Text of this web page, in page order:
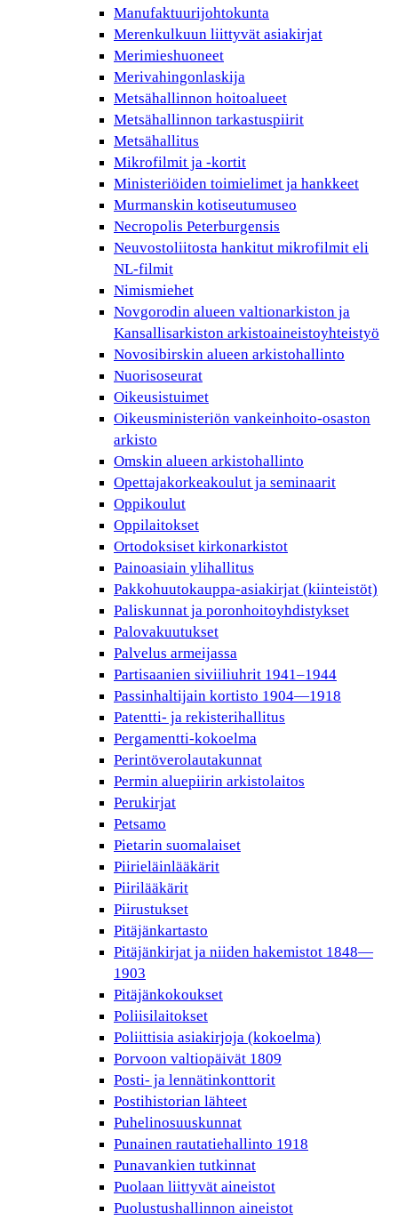
Manufaktuurijohtokunta
Merenkulkuun liittyvät asiakirjat
Merimieshuoneet
Merivahingonlaskija
Metsähallinnon hoitoalueet
Metsähallinnon tarkastuspiirit
Metsähallitus
Mikrofilmit ja -kortit
Ministeriöiden toimielimet ja hankkeet
Murmanskin kotiseutumuseo
Necropolis Peterburgensis
Neuvostoliitosta hankitut mikrofilmit eli
NL-filmit
Nimismiehet
Novgorodin alueen valtionarkiston ja
Kansallisarkiston arkistoaineistoyhteistyö
Novosibirskin alueen arkistohallinto
Nuorisoseurat
Oikeusistuimet
Oikeusministeriön vankeinhoito-osaston
arkisto
Omskin alueen arkistohallinto
Opettajakorkeakoulut ja seminaarit
Oppikoulut
Oppilaitokset
Ortodoksiset kirkonarkistot
Painoasiain ylihallitus
Pakkohuutokauppa-asiakirjat (kiinteistöt)
Paliskunnat ja poronhoitoyhdistykset
Palovakuutukset
Palvelus armeijassa
Partisaanien siviiliuhrit 1941–1944
Passinhaltijain kortisto 1904—1918
Patentti- ja rekisterihallitus
Pergamentti-kokoelma
Perintöverolautakunnat
Permin aluepiirin arkistolaitos
Perukirjat
Petsamo
Pietarin suomalaiset
Piirieläinlääkärit
Piirilääkärit
Piirustukset
Pitäjänkartasto
Pitäjänkirjat ja niiden hakemistot 1848—
1903
Pitäjänkokoukset
Poliisilaitokset
Poliittisia asiakirjoja (kokoelma)
Porvoon valtiopäivät 1809
Posti- ja lennätinkonttorit
Postihistorian lähteet
Puhelinosuuskunnat
Punainen rautatiehallinto 1918
Punavankien tutkinnat
Puolaan liittyvät aineistot
Puolustushallinnon aineistot